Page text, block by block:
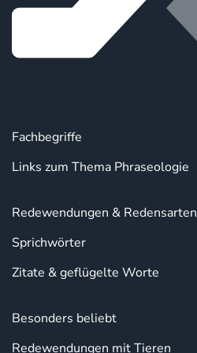
Fachbegriffe
Links zum Thema Phraseologie
Redewendungen & Redensarten
Sprichwörter
Zitate & geflügelte Worte
Besonders beliebt
Redewendungen mit Tieren